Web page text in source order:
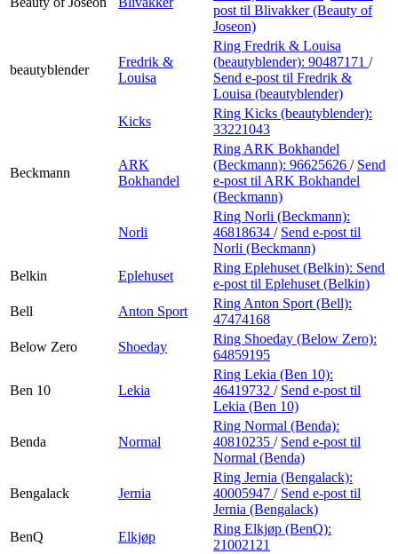
post til Blivakker (Beauty of
Joseon)
beautyblender
Fredrik &
Louisa
Ring Fredrik & Louisa
(beautyblender): 90487171 /
Send e-post til Fredrik &
Louisa (beautyblender)
Kicks
Ring Kicks (beautyblender):
33221043
Beckmann
ARK
Bokhandel
Ring ARK Bokhandel
(Beckmann): 96625626 / Send
e-post til ARK Bokhandel
(Beckmann)
Norli
Ring Norli (Beckmann):
46818634 / Send e-post til
Norli (Beckmann)
Belkin
Eplehuset
Ring Eplehuset (Belkin): Send
e-post til Eplehuset (Belkin)
Bell
Anton Sport
Ring Anton Sport (Bell):
47474168
Below Zero
Shoeday
Ring Shoeday (Below Zero):
64859195
Ben 10 Lekia
Ring Lekia (Ben 10):
46419732 / Send e-post til
Lekia (Ben 10)
Benda Normal
Ring Normal (Benda):
40810235 / Send e-post til
Normal (Benda)
Bengalack Jernia
Ring Jernia (Bengalack):
40005947 / Send e-post til
Jernia (Bengalack)
BenQ
Elkjøp
Ring Elkjøp (BenQ):
21002121